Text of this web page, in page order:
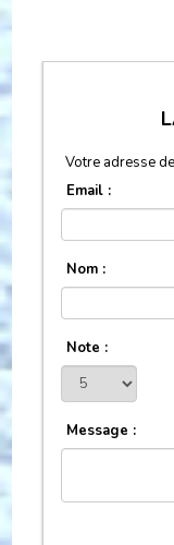
Votre adresse
Email :
Nom :
Note :
Message :